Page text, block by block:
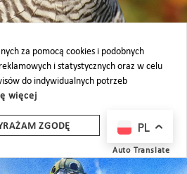
za pomocą cookies i podobnych
i statystycznych oraz w celu
do indywidualnych potrzeb
więcej
ZGODĘ PL
Auto Translate